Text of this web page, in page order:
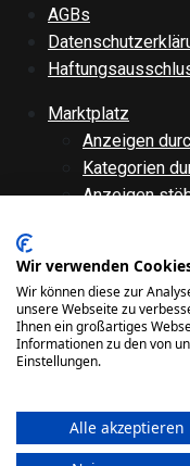
AGBs
Marktplatz
Anzeigen
Kategorien
Anzeigen
Forenübersicht
Technik
Bilder
Videos
Wir verwenden
Wir können diese zur
unsere Webseite zu
Ihnen ein großartiges
Informationen zu den von
Einstellungen.
Alle akzeptieren